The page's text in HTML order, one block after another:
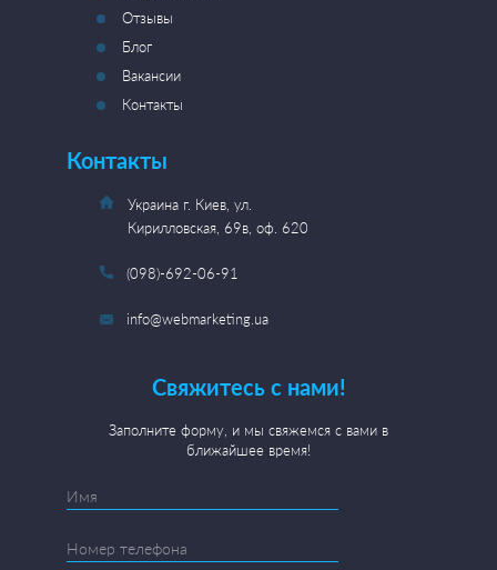
Отзывы
Блог
Вакансии
Контакты
Контакты
Украина г. Киев, ул.
Кирилловская, 69в, оф. 620
(098)-692-06-91
info@webmarketing.ua
Свяжитесь с нами!
Заполните форму, и мы свяжемся с вами в
ближайшее время!